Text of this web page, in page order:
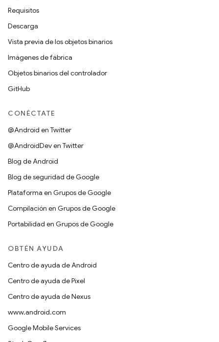
Requisitos
Descarga
Vista previa de los objetos binarios
Imágenes de fábrica
Objetos binarios del controlador
GitHub
CONÉCTATE
@Android en Twitter
@AndroidDev en Twitter
Blog de Android
Blog de seguridad de Google
Plataforma en Grupos de Google
Compilación en Grupos de Google
Portabilidad en Grupos de Google
OBTÉN AYUDA
Centro de ayuda de Android
Centro de ayuda de Pixel
Centro de ayuda de Nexus
www.android.com
Google Mobile Services